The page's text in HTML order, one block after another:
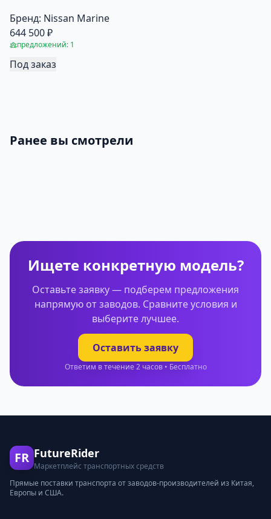
Бренд: Nissan Marine
644 500 ₽
предложений: 1
Под заказ
Ранее вы смотрели
Ищете конкретную модель?
Оставьте заявку — подберем предложения
напрямую от заводов. Сравните условия и
выберите лучшее.
Оставить заявку
Ответим в течение 2 часов • Бесплатно
FR FutureRider
Маркетплейс транспортных средств
Прямые поставки транспорта от заводов-производителей из Китая,
Европы и США.